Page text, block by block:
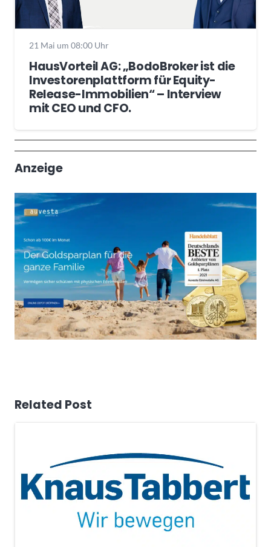
21 Mai um 08:00 Uhr
HausVorteil AG: „BodoBroker ist die
Investorenplattform für Equity-
Release-Immobilien“ – Interview
mit CEO und CFO.
Wochenrückblick
Trendthemen
Anzeige
Related Post